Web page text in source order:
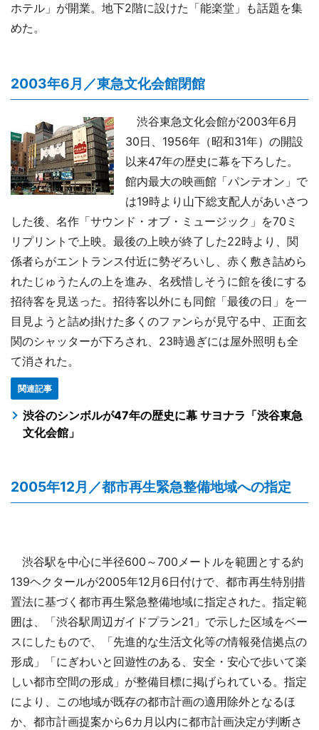
ホテル」が開業。地下2階に設けた「能楽堂」も話題を集
めた。
2003年6月／東急文化会館閉館
渋谷東急文化会館が2003年6月
30日、1956年（昭和31年）の開設
以来47年の歴史に幕を下ろした。
館内最大の映画館「パンテオン」で
は19時より山下総支配人があいさつ
した後、名作「サウンド・オブ・ミュージック」を70ミ
リプリントで上映。最後の上映が終了した22時より、関
係者らがエントランス付近に勢ぞろいし、赤く敷き詰めら
れたじゅうたんの上を進み、名残惜しそうに館を後にする
招待客を見送った。招待客以外にも同館「最後の日」を一
目見ようと詰め掛けた多くのファンらが見守る中、正面玄
関のシャッターが下ろされ、23時過ぎには屋外照明も全
て消された。
関連記事
渋谷のシンボルが47年の歴史に幕 サヨナラ「渋谷東急
文化会館」
2005年12月／都市再生緊急整備地域への指定
渋谷駅を中心に半径600～700メートルを範囲とする約
139ヘクタールが2005年12月6日付けで、都市再生特別措
置法に基づく都市再生緊急整備地域に指定された。指定範
囲は、「渋谷駅周辺ガイドプラン21」で示した区域をベー
スにしたもので、「先進的な生活文化等の情報発信拠点の
形成」「にぎわいと回遊性のある、安全・安心で歩いて楽
しい都市空間の形成」が整備目標に掲げられている。指定
により、この地域が既存の都市計画の適用除外となるほ
か、都市計画提案から6カ月以内に都市計画決定が判断さ